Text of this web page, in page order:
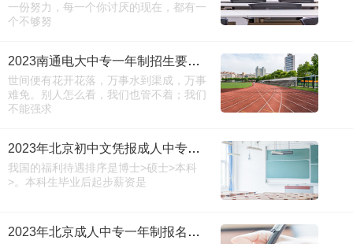
一份努力，每一个你讨厌的现在，都有一
个不够努
2023南通电大中专一年制招生要求_多少钱
世间便有花开花落，万事水到渠成，万事
难免。别人怎么看，我们也管不着；我们
不能强求
2023年北京初中文凭报成人中专报名时间
我国的福利待遇排序是博士>硕士>本科
>。本科生毕业后起步薪资是
2023年北京成人中专一年制报名几天可以查学籍